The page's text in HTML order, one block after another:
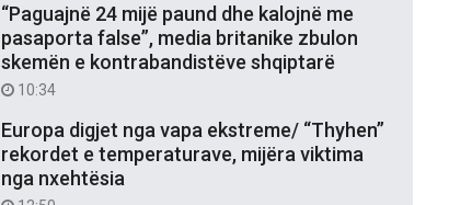
“Paguajnë 24 mijë paund dhe kalojnë me
pasaporta false”, media britanike zbulon
skemën e kontrabandistëve shqiptarë
10:34
Europa digjet nga vapa ekstreme/ “Thyhen”
rekordet e temperaturave, mijëra viktima
nga nxehtësia